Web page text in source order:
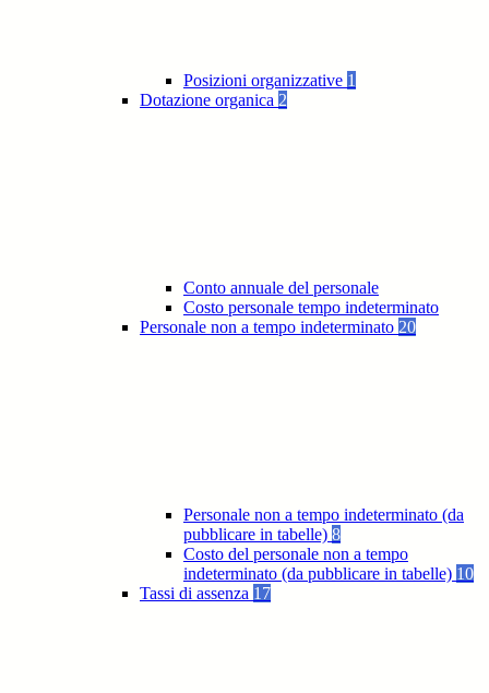
Posizioni organizzative 1
Dotazione organica 2
Conto annuale del personale
Costo personale tempo indeterminato
Personale non a tempo indeterminato 20
Personale non a tempo indeterminato (da
pubblicare in tabelle) 8
Costo del personale non a tempo
indeterminato (da pubblicare in tabelle) 10
Tassi di assenza 17